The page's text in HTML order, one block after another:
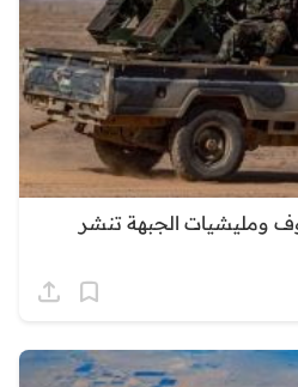
ومليشيات الجبهة تنشر